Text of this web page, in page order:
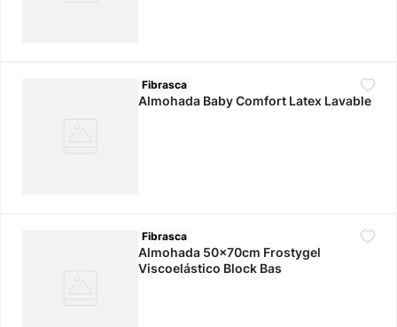
Fibrasca
Almohada Baby Comfort Latex Lavable
Fibrasca
Almohada 50x70cm Frostygel
Viscoelástico Block Bas